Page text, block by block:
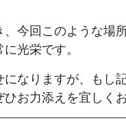
今回このような場
光栄です。
なりますが、もし
お力添えを宜しく